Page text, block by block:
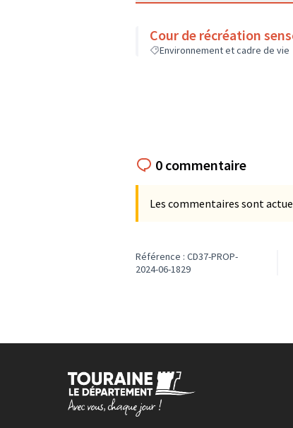
Cour de récréation
Environnement et cadre de vie
0 commentaire
Les commentaires sont
Référence : CD37-PROP-
2024-06-1829